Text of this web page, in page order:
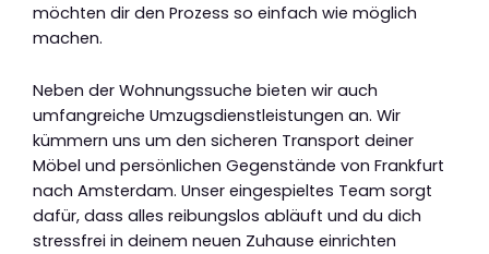
möchten dir den Prozess so einfach wie möglich
machen.
Neben der Wohnungssuche bieten wir auch
umfangreiche Umzugsdienstleistungen an. Wir
kümmern uns um den sicheren Transport deiner
Möbel und persönlichen Gegenstände von Frankfurt
nach Amsterdam. Unser eingespieltes Team sorgt
dafür, dass alles reibungslos abläuft und du dich
stressfrei in deinem neuen Zuhause einrichten